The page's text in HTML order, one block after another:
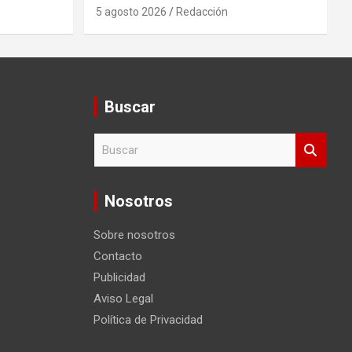
5 agosto 2026 Redacción
Buscar
c
Nosotros
Sobre nosotros
Contacto
Publicidad
Aviso Legal
Política de Privacidad